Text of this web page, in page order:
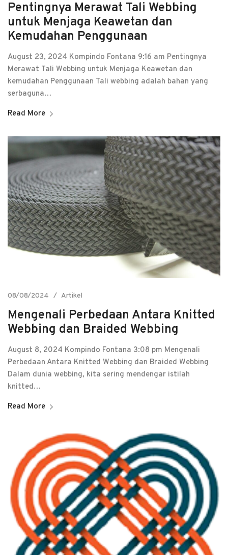
Pentingnya Merawat Tali Webbing
untuk Menjaga Keawetan dan
Kemudahan Penggunaan
August 23, 2024 Kompindo Fontana 9:16 am Pentingnya
Merawat Tali Webbing untuk Menjaga Keawetan dan
kemudahan Penggunaan Tali webbing adalah bahan yang
serbaguna…
Read More
08/08/2024 Artikel
Mengenali Perbedaan Antara Knitted
Webbing dan Braided Webbing
August 8, 2024 Kompindo Fontana 3:08 pm Mengenali
Perbedaan Antara Knitted Webbing dan Braided Webbing
Dalam dunia webbing, kita sering mendengar istilah
knitted…
Read More